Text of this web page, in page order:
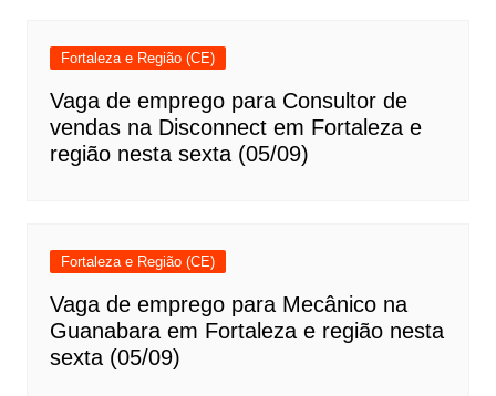
Fortaleza e Região (CE)
Vaga de emprego para Consultor de
vendas na Disconnect em Fortaleza e
região nesta sexta (05/09)
Fortaleza e Região (CE)
Vaga de emprego para Mecânico na
Guanabara em Fortaleza e região nesta
sexta (05/09)